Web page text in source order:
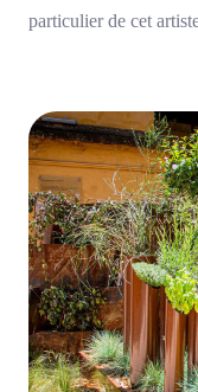
particulier de cet